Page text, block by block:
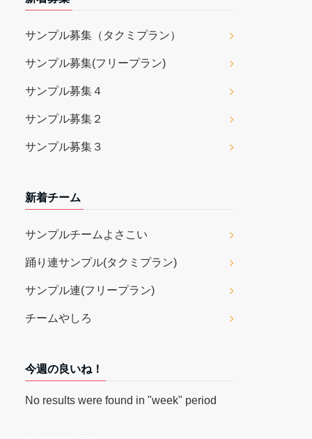
サンプル募集（タクミプラン）
サンプル募集(フリープラン)
サンプル募集４
サンプル募集２
サンプル募集３
新着チーム
サンプルチームよさこい
踊り連サンプル(タクミプラン)
サンプル連(フリープラン)
チームやしろ
今週の良いね！
No results were found in "week" period